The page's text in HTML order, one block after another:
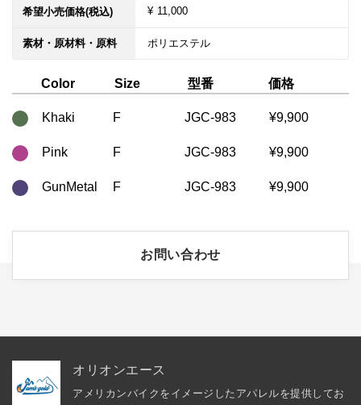
希望小売価格(税込) ¥ 11,000
素材・原材料・原料 ポリエステル
Color Size 型番 価格
Khaki F JGC-983 ¥9,900
Pink F JGC-983 ¥9,900
GunMetal F JGC-983 ¥9,900
お問い合わせ
オリオンエース
アメリカンバイクをイメージしたアパレルを提供してお